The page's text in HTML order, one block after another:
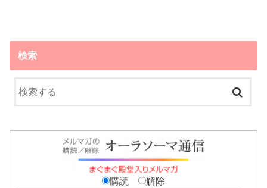
検索
購読 解除